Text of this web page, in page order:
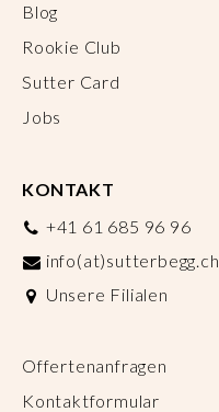
Blog
Rookie Club
Sutter Card
Jobs
KONTAKT
+41 61 685 96 96
info(at)sutterbegg.ch
Unsere Filialen
Offertenanfragen
Kontaktformular